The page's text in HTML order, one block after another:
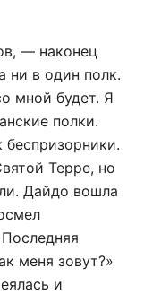
— наконец
ни в один полк.
мной будет. Я
полки.
Терре, но
Дайдо вошла
меня зовут?»
и